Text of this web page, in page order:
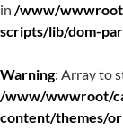
in /www/
scripts/lib/dom-
Warning: Array to
/www/wwwroot/
content/themes/